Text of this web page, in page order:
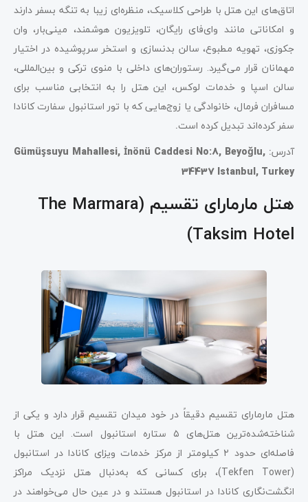
اتاق‌های این هتل با طراحی کلاسیک، منظره‌ای زیبا به تنگه بسفر دارند
و امکاناتی مانند وای‌فای رایگان، تلویزیون هوشمند، مینی‌بار، وان
جکوزی، تهویه مطبوع، سالن بدنسازی و استخر سرپوشیده در اختیار
مهمانان قرار می‌گیرد. رستوران‌های داخلی با منوی ترکی و بین‌المللی،
سالن اسپا و خدمات لوکس، این هتل را به انتخابی مناسب برای
مسافران فرمال، خانوادگی یا زوج‌هایی که با تور استانبول سفارت کانادا
سفر کرده‌اند تبدیل کرده است.
آدرس:
Gümüşsuyu Mahallesi, İnönü Caddesi No:8, Beyoğlu,
34437 Istanbul, Turkey
هتل مارمارای تقسیم (The Marmara
Taksim Hotel)
هتل مارمارای تقسیم دقیقاً در خود میدان تقسیم قرار دارد و یکی از
شناخته‌شده‌ترین هتل‌های ۵ ستاره استانبول است. این هتل با
فاصله‌ای حدود ۲
کیلومتر از مرکز خدمات ویزای کانادا در استانبول
(Tekfen Tower)، برای کسانی که به‌دنبال هتل نزدیک مراکز
انگشت‌نگاری کانادا در استانبول هستند و در عین حال می‌خواهند در